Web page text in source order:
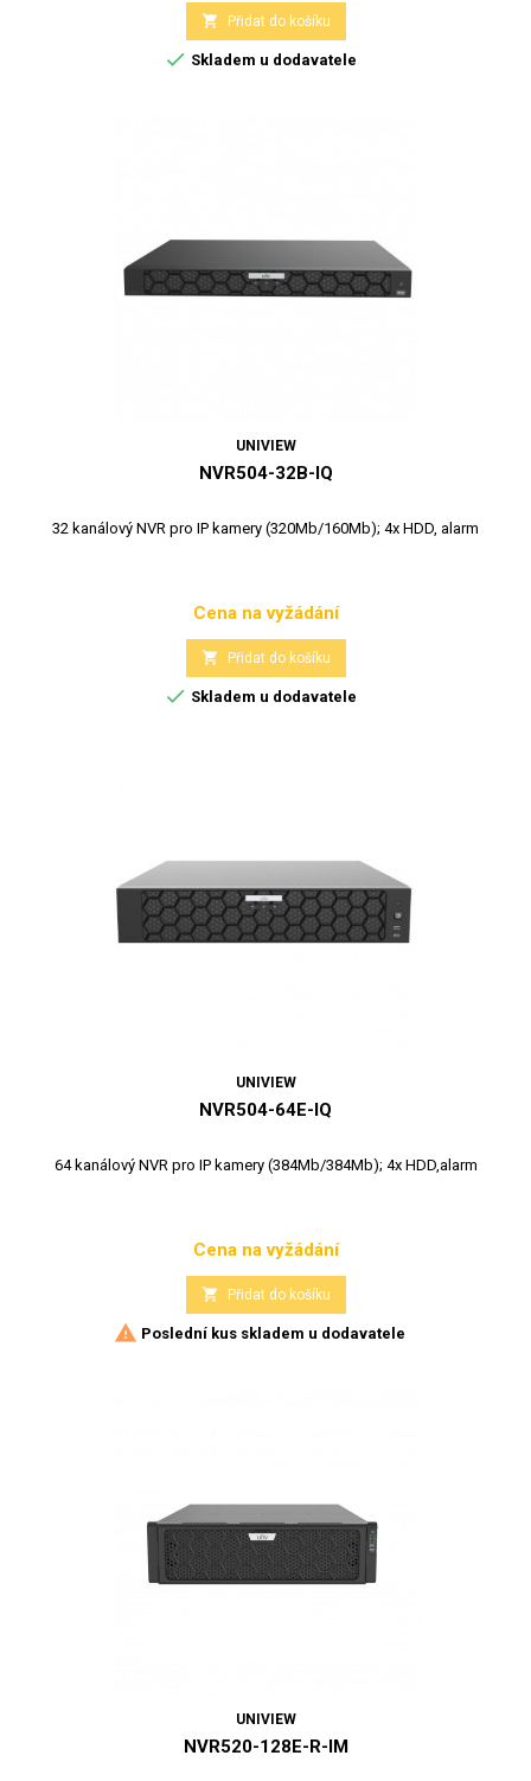
 Přidat do košíku
 Skladem u dodavatele
UNIVIEW
NVR504-32B-IQ
32 kanálový NVR pro IP kamery (320Mb/160Mb); 4x HDD, alarm
Cena
Cena na vyžádání
 Přidat do košíku
 Skladem u dodavatele
UNIVIEW
NVR504-64E-IQ
64 kanálový NVR pro IP kamery (384Mb/384Mb); 4x HDD,alarm
Cena
Cena na vyžádání
 Přidat do košíku
 Poslední kus skladem u dodavatele
UNIVIEW
NVR520-128E-R-IM